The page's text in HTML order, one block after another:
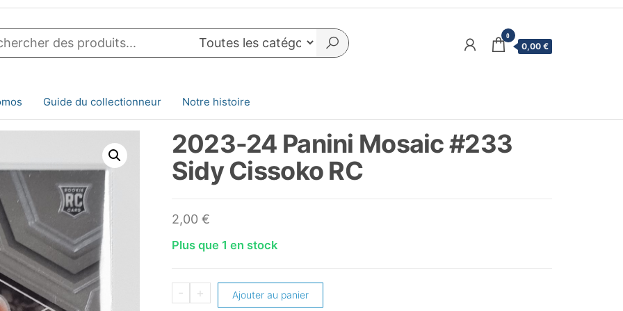
0
0,00 €
Guide du collectionneur Notre histoire
2023-24 Panini Mosaic #233
Sidy Cissoko RC
2,00 €
Plus que 1 en stock
-
quantité
+ Ajouter au panier